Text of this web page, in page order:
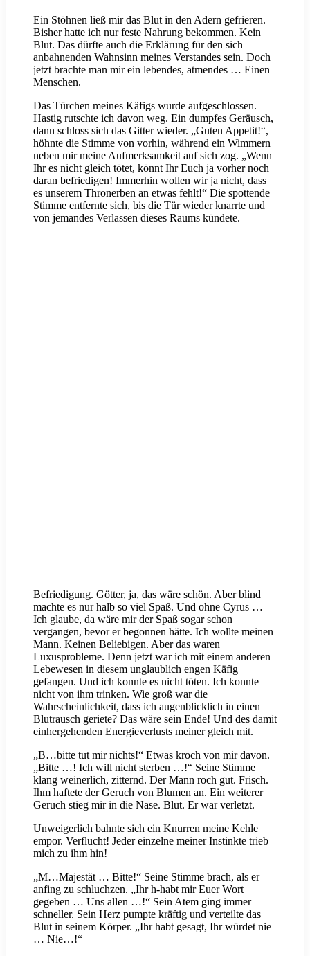
Ein Stöhnen ließ mir das Blut in den Adern gefrieren.
Bisher hatte ich nur feste Nahrung bekommen. Kein
Blut. Das dürfte auch die Erklärung für den sich
anbahnenden Wahnsinn meines Verstandes sein. Doch
jetzt brachte man mir ein lebendes, atmendes … Einen
Menschen.
Das Türchen meines Käfigs wurde aufgeschlossen.
Hastig rutschte ich davon weg. Ein dumpfes Geräusch,
dann schloss sich das Gitter wieder. „Guten Appetit!“,
höhnte die Stimme von vorhin, während ein Wimmern
neben mir meine Aufmerksamkeit auf sich zog. „Wenn
Ihr es nicht gleich tötet, könnt Ihr Euch ja vorher noch
daran befriedigen! Immerhin wollen wir ja nicht, dass
es unserem Thronerben an etwas fehlt!“ Die spottende
Stimme entfernte sich, bis die Tür wieder knarrte und
von jemandes Verlassen dieses Raums kündete.
Befriedigung. Götter, ja, das wäre schön. Aber blind
machte es nur halb so viel Spaß. Und ohne Cyrus …
Ich glaube, da wäre mir der Spaß sogar schon
vergangen, bevor er begonnen hätte. Ich wollte meinen
Mann. Keinen Beliebigen. Aber das waren
Luxusprobleme. Denn jetzt war ich mit einem anderen
Lebewesen in diesem unglaublich engen Käfig
gefangen. Und ich konnte es nicht töten. Ich konnte
nicht von ihm trinken. Wie groß war die
Wahrscheinlichkeit, dass ich augenblicklich in einen
Blutrausch geriete? Das wäre sein Ende! Und des damit
einhergehenden Energieverlusts meiner gleich mit.
„B…bitte tut mir nichts!“ Etwas kroch von mir davon.
„Bitte …! Ich will nicht sterben …!“ Seine Stimme
klang weinerlich, zitternd. Der Mann roch gut. Frisch.
Ihm haftete der Geruch von Blumen an. Ein weiterer
Geruch stieg mir in die Nase. Blut. Er war verletzt.
Unweigerlich bahnte sich ein Knurren meine Kehle
empor. Verflucht! Jeder einzelne meiner Instinkte trieb
mich zu ihm hin!
„M…Majestät … Bitte!“ Seine Stimme brach, als er
anfing zu schluchzen. „Ihr h-habt mir Euer Wort
gegeben … Uns allen …!“ Sein Atem ging immer
schneller. Sein Herz pumpte kräftig und verteilte das
Blut in seinem Körper. „Ihr habt gesagt, Ihr würdet nie
… Nie…!“